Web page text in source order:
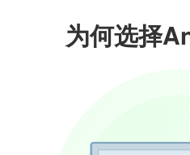
为何选择